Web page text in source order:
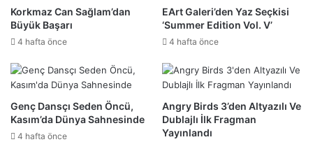
Korkmaz Can Sağlam’dan
Büyük Başarı
4 hafta önce
EArt Galeri’den Yaz Seçkisi
‘Summer Edition Vol. V’
4 hafta önce
Genç Dansçı Seden Öncü,
Kasım’da Dünya Sahnesinde
4 hafta önce
Angry Birds 3’den Altyazılı Ve
Dublajlı İlk Fragman
Yayınlandı